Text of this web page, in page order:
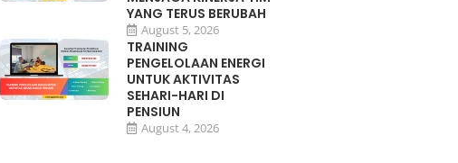
YANG TERUS BERUBAH
August 5, 2026
TRAINING
PENGELOLAAN ENERGI
UNTUK AKTIVITAS
SEHARI-HARI DI
PENSIUN
August 4, 2026